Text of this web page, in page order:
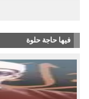
فيها حاجة حلوة